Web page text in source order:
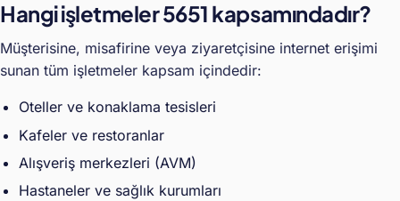
Hangi işletmeler 5651 kapsamındadır?
Müşterisine, misafirine veya ziyaretçisine internet erişimi
sunan tüm işletmeler kapsam içindedir:
Oteller ve konaklama tesisleri
Kafeler ve restoranlar
Alışveriş merkezleri (AVM)
Hastaneler ve sağlık kurumları